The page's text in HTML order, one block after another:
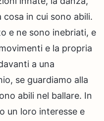
cosa in cui sono abili.
e ne sono inebriati, e
e la propria
a una
se guardiamo alla
abili nel ballare. In
un loro interesse e